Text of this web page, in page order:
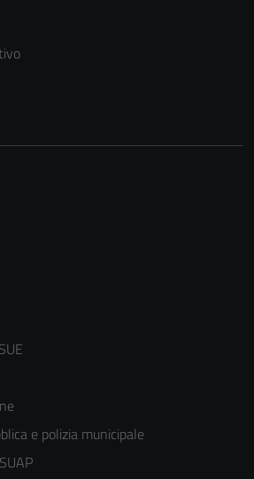
e polizia municipale